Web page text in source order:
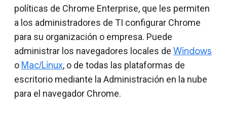
políticas de Chrome Enterprise, que les permiten
a los administradores de TI configurar Chrome
para su organización o empresa. Puede
administrar los navegadores locales de Windows
o Mac/Linux, o de todas las plataformas de
escritorio mediante la Administración en la nube
para el navegador Chrome.